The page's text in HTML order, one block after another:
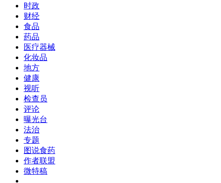
时政
财经
食品
药品
医疗器械
化妆品
地方
健康
视听
检查员
评论
曝光台
法治
专题
图说食药
作者联盟
微特稿